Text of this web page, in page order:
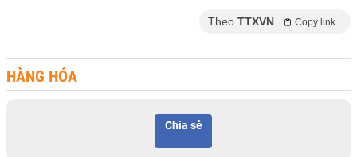
Theo TTXVN Copy link
HÀNG HÓA
Chia sẻ